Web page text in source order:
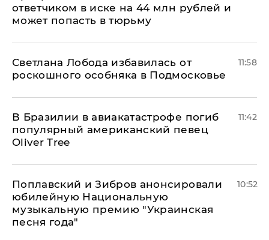
ответчиком в иске на 44 млн рублей и
может попасть в тюрьму
Светлана Лобода избавилась от
роскошного особняка в Подмосковье
11:58
В Бразилии в авиакатастрофе погиб
популярный американский певец
Oliver Tree
11:42
Поплавский и Зибров анонсировали
юбилейную Национальную
музыкальную премию "Украинская
песня года"
10:52